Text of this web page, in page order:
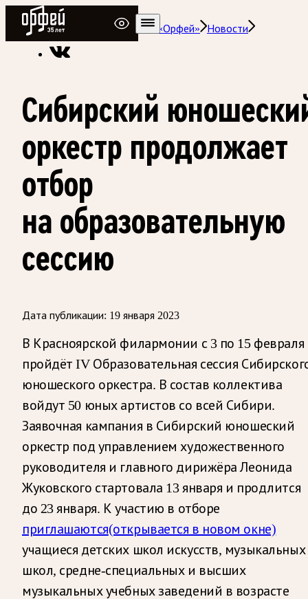
Радио Орфей
Радио классической музыки «Орфей»
Новости
Сибирский
оркестр продолжает
отбор
на образовательную
сессию
Дата публикации: 19 января 2023
В Красноярской филармонии с 3 по 15 февраля
пройдёт IV Образовательная сессия
юношеского оркестра. В состав коллектива
войдут 50 юных артистов со всей Сибири.
Заявочная кампания в Сибирский юношеский
оркестр под управлением художественного
руководителя и главного дирижёра Леонида
Жуковского стартовала 13 января и продлится
до 23 января. К участию в отборе
приглашаются(открывается в новом окне)
учащиеся детских школ искусств, музыкальных
школ, средне-специальных и высших
музыкальных учебных заведений в возрасте